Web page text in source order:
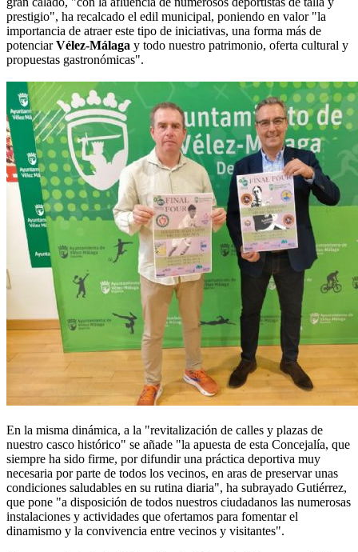
prestigio", ha recalcado el edil municipal, poniendo en valor "la
importancia de atraer este tipo de iniciativas, una forma más de
potenciarVélez-Málaga y todo nuestro patrimonio, oferta cultural y
propuestas gastronómicas".
En la misma dinámica, a la "revitalización de calles y plazas de
nuestro casco histórico" se añade "la apuesta de esta Concejalía, que
siempre ha sido firme, por difundir una práctica deportiva muy
necesaria por parte de todos los vecinos, en aras de preservar unas
condiciones saludables en su rutina diaria", ha subrayado Gutiérrez,
que pone "a disposición de todos nuestros ciudadanos las numerosas
instalaciones y actividades que ofertamos para fomentar el
dinamismo y la convivencia entre vecinos y visitantes".